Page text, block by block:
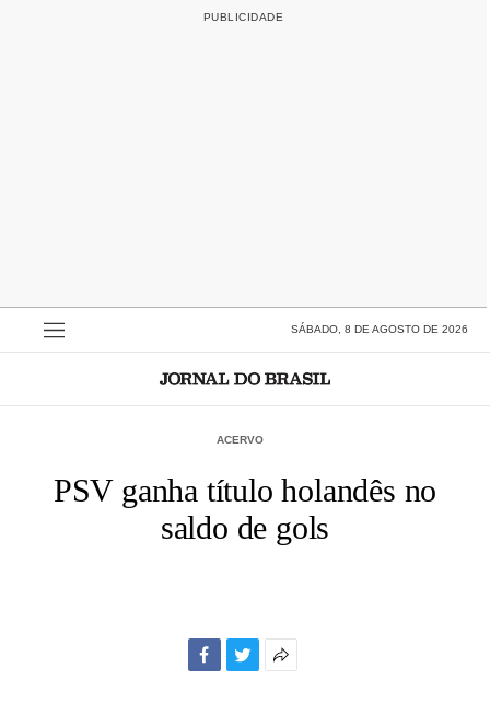
SÁBADO, 8 DE AGOSTO DE 2026
ACERVO
PSV ganha título holandês no
saldo de gols